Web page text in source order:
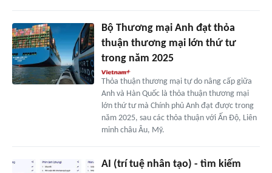
Bộ Thương mại Anh đạt thỏa
thuận thương mại lớn thứ tư
trong năm 2025
Thỏa thuận thương mại tự do nâng cấp giữa
Anh và Hàn Quốc là thỏa thuận thương mại
lớn thứ tư mà Chính phủ Anh đạt được trong
năm 2025, sau các thỏa thuận với Ấn Độ, Liên
minh châu Âu, Mỹ.
AI (trí tuệ nhân tạo) - tìm kiếm